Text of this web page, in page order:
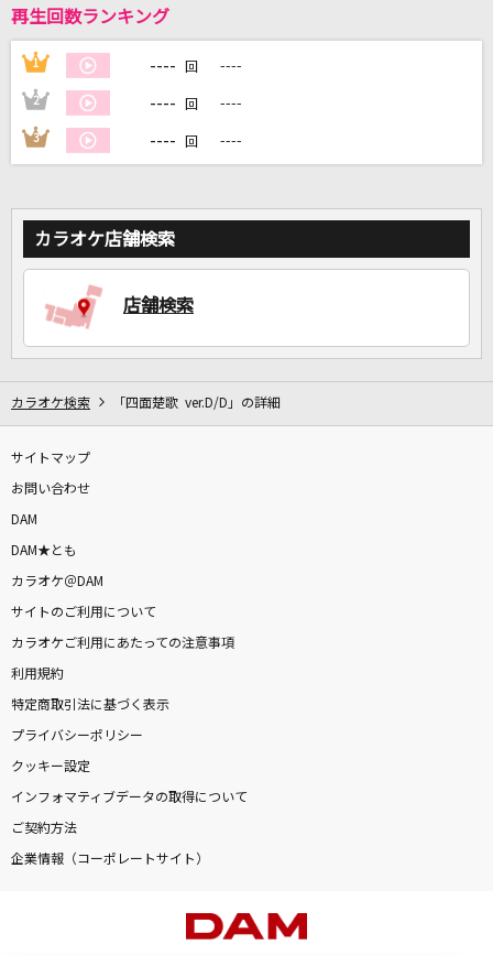
再生回数ランキング
1 ---- 回 ----
2 ---- 回 ----
3 ---- 回 ----
カラオケ店舗検索
店舗検索
カラオケ検索 「四面楚歌 ver.D/D」の詳細
サイトマップ
お問い合わせ
DAM
DAM★とも
カラオケ＠DAM
サイトのご利用について
カラオケご利用にあたっての注意事項
利用規約
特定商取引法に基づく表示
プライバシーポリシー
クッキー設定
インフォマティブデータの取得について
ご契約方法
企業情報（コーポレートサイト）